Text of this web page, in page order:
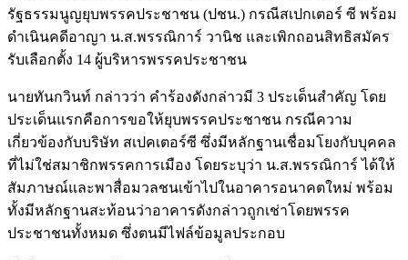
รัฐธรรมนูญยุบพรรคประชาชน (ปชน.) กรณีสเปกเตอร์ ซี พร้อม
ดำเนินคดีอาญา น.ส.พรรณิการ์ วานิช และเพิกถอนสิทธิสมัคร
รับเลือกตั้ง 14 ผู้บริหารพรรคประชาชน
นายทันกวินท์ กล่าวว่า คำร้องดังกล่าวมี 3 ประเด็นสำคัญ โดย
ประเด็นแรกคือการขอให้ยุบพรรคประชาชน กรณีความ
เกี่ยวข้องกับบริษัท สเปคเตอร์ซี ซึ่งมีหลักฐานเชื่อมโยงกับบุคคล
ที่ไม่ใช่สมาชิกพรรคการเมือง โดยระบุว่า น.ส.พรรณิการ์ ได้ให้
สัมภาษณ์และพาสื่อมวลชนเข้าไปในอาคารอนาคตใหม่ พร้อม
ทั้งมีหลักฐานสะท้อนว่าอาคารดังกล่าวถูกเช่าโดยพรรค
ประชาชนทั้งหมด ซึ่งตนมีไฟล์ข้อมูลประกอบ